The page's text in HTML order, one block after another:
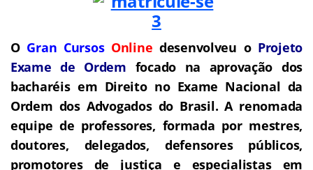
O Gran Cursos Online desenvolveu o Projeto
Exame de Ordem focado na aprovação dos
bacharéis em Direito no Exame Nacional da
Ordem dos Advogados do Brasil. A renomada
equipe de professores, formada por mestres,
doutores, delegados, defensores públicos,
promotores de justiça e especialistas em